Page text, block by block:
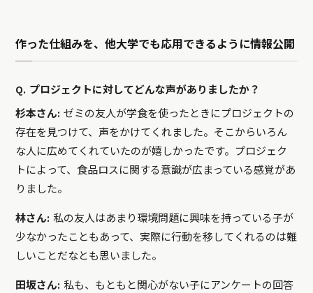
作った仕組みを、他大学でも応用できるように情報公開
Q. プロジェクトに対してどんな声がありましたか？
杉本さん: ゼミの友人が学食を使ったときにプロジェクトの
存在を見つけて、声をかけてくれました。そこからいろん
な人に広めてくれていたのが嬉しかったです。プロジェク
トによって、食品ロスに関する意識が広まっている感覚があ
りました。
林さん: 私の友人はあまり環境問題に興味を持っている子が
少なかったこともあって、実際に行動を移してくれるのは難
しいことだなとも思いました。
田坂さん: 私も、もともと関心がない子にアンケートの回答